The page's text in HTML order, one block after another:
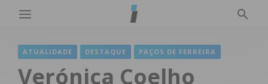
ATUALIDADE DESTAQUE PAÇOS DE FERREIRA
Verónica Coelho